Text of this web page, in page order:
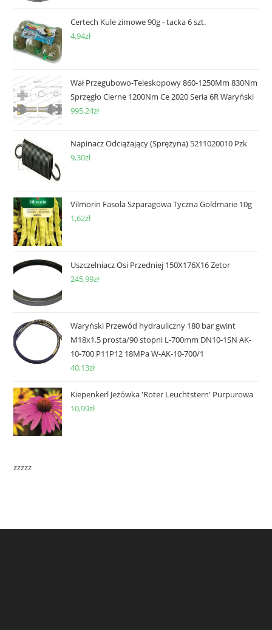
Certech Kule zimowe 90g - tacka 6 szt.
4,94zł
Wał Przegubowo-Teleskopowy 860-1250Mm 830Nm
Sprzęgło Cierne 1200Nm Ce 2020 Seria 6R Waryński
995,24zł
Napinacz Odciążający (Sprężyna) 5211020010 Pzk
9,30zł
Vilmorin Fasola Szparagowa Tyczna Goldmarie 10g
1,62zł
Uszczelniacz Osi Przedniej 150X176X16 Zetor
245,99zł
Waryński Przewód hydrauliczny 180 bar gwint
M18x1.5 prosta/90 stopni L-700mm DN10-1SN AK-
10-700 P11P12 18MPa W-AK-10-700/1
40,13zł
Kiepenkerl Jeżówka 'Roter Leuchtstern' Purpurowa
10,99zł
zzzzz